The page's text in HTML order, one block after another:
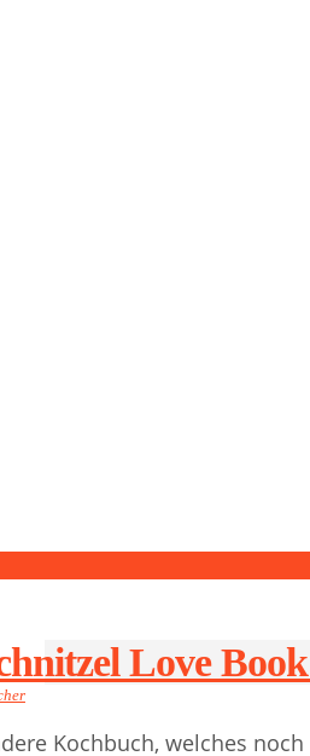
Love
Kochbuch, welches